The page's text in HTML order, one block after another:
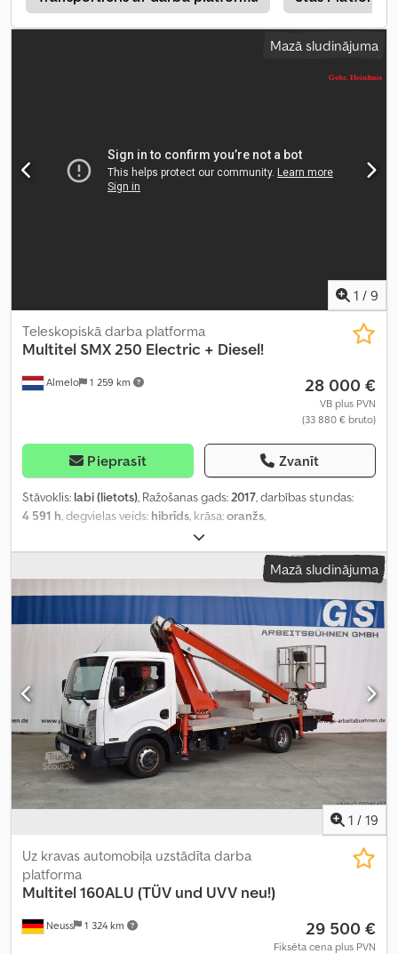
Mazā sludinājuma
1 / 9
Almelo 1 259 km
Teleskopiskā darba platforma
Multitel SMX 250 Electric + Diesel!
28 000 €
VB plus PVN
(33 880 € bruto)
Pieprasīt Zvanīt
Stāvoklis: labi (lietots), Ražošanas gads:2017, darbības stundas:
4 591 h, degvielas veids: hibrīds, krāsa:oranžs,
Mazā sludinājuma
1 / 19
Neuss 1 324 km
Uz kravas automobiļa uzstādīta darba
platforma
Multitel160ALU (TÜV und UVV neu!)
29 500 €
Fiksēta cena plus PVN